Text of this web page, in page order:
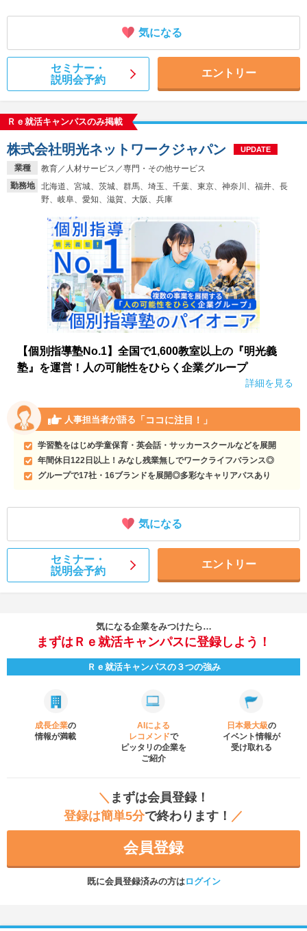
気になる
セミナー・
説明会予約
エントリー
Ｒｅ就活キャンパスのみ掲載
業種
教育／人材サービス／専門・その他サービス
勤務地
北海道、宮城、茨城、群馬、埼玉、千葉、東京、神奈川、福井、長
野、岐阜、愛知、滋賀、大阪、兵庫
株式会社明光ネットワークジャパン UPDATE
【個別指導塾No.1】全国で1,600教室以上の『明光義
塾』を運営！人の可能性をひらく企業グループ
詳細を見る
人事担当者が語る 「ココに注目！」
学習塾をはじめ学童保育・英会話・サッカースクールなどを展開
年間休日122日以上！みなし残業無しでワークライフバランス◎
グループで17社・16ブランドを展開◎多彩なキャリアパスあり
気になる
セミナー・
説明会予約
エントリー
気になる企業をみつけたら…
まずはＲｅ就活キャンパスに登録しよう！
Ｒｅ就活キャンパスの３つの強み
成長企業の
情報が満載
AIによる
レコメンドで
ピッタリの企業を
ご紹介
日本最大級の
イベント情報が
受け取れる
＼ まずは会員登録！
登録は簡単5分で終わります！ ／
会員登録
既に会員登録済みの方はログイン